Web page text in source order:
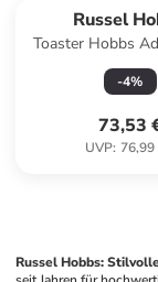
Russel
Toaster Hobbs
Silber
-4%
73,53
UVP: 76,99
Russel Hobbs: